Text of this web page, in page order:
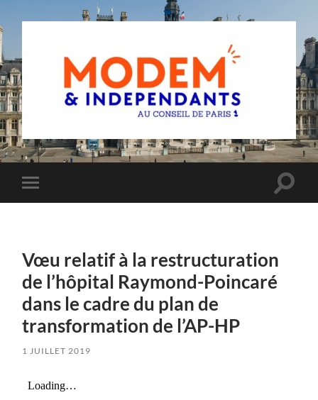
Groupe
MoDem
et
de
Toggle
mobile
Toggle
Vœu relatif à la restructuration
de l’hôpital Raymond-Poincaré
dans le cadre du plan de
transformation de l’AP-HP
1 JUILLET 2019